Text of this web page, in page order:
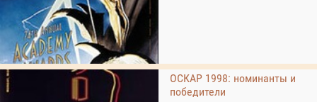
ОСКАР 1998: номинанты и
победители